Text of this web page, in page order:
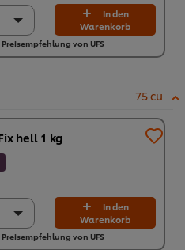
In den
Warenkorb
von UFS
75 cu
hell 1 kg
In den
Warenkorb
von UFS